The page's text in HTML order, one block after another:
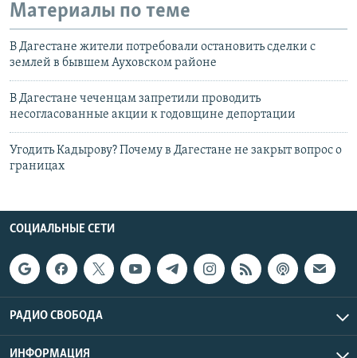
Материалы по теме
В Дагестане жители потребовали остановить сделки с
землей в бывшем Ауховском районе
В Дагестане чеченцам запретили проводить
несогласованные акции к годовщине депортации
Угодить Кадырову? Почему в Дагестане не закрыт вопрос о
границах
СОЦИАЛЬНЫЕ СЕТИ
РАДИО СВОБОДА
ИНФОРМАЦИЯ